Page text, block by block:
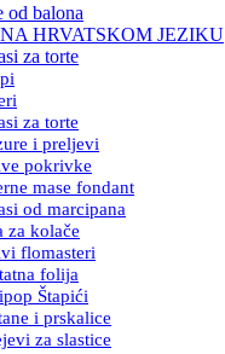
od balona
HRVATSKOM JEZIKU
za torte
za torte
i preljevi
pokrivke
mase fondant
od marcipana
za kolače
flomasteri
folija
Štapići
i prskalice
za slastice